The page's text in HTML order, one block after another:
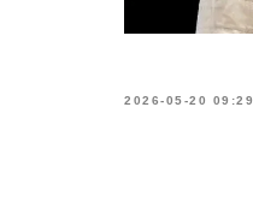
2026-05-20 09:29